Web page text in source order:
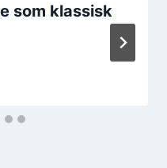
som klassisk